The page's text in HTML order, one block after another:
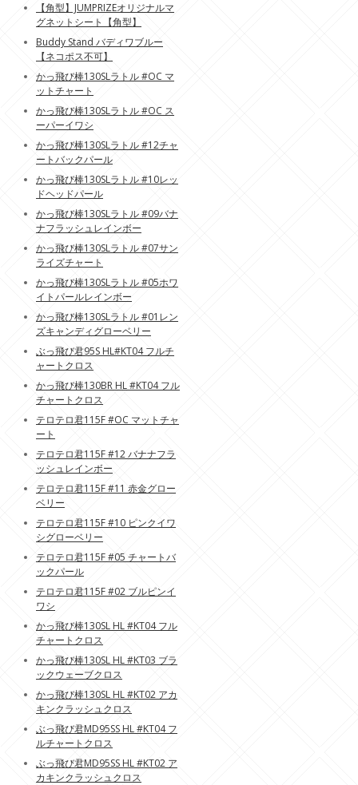
【角型】JUMPRIZEオリジナルマ
グネットシート【角型】
Buddy Stand バディワブルー
【ネコポス不可】
かっ飛び棒130SLラトル #OC マ
ットチャート
かっ飛び棒130SLラトル #OC ス
ーパーイワシ
かっ飛び棒130SLラトル #12チャ
ートバックパール
かっ飛び棒130SLラトル #10レッ
ドヘッドパール
かっ飛び棒130SLラトル #09バナ
ナフラッシュレインボー
かっ飛び棒130SLラトル #07サン
ライズチャート
かっ飛び棒130SLラトル #05ホワ
イトパールレインボー
かっ飛び棒130SLラトル #01レン
ズキャンディグローベリー
ぶっ飛び君95S HL#KT04 フルチ
ャートクロス
かっ飛び棒130BR HL #KT04 フル
チャートクロス
テロテロ君115F #OC マットチャ
ート
テロテロ君115F #12 バナナフラ
ッシュレインボー
テロテロ君115F #11 赤金グロー
ベリー
テロテロ君115F #10 ピンクイワ
シグローベリー
テロテロ君115F #05 チャートバ
ックパール
テロテロ君115F #02 ブルピンイ
ワシ
かっ飛び棒130SL HL #KT04 フル
チャートクロス
かっ飛び棒130SL HL #KT03 ブラ
ックウェーブクロス
かっ飛び棒130SL HL #KT02 アカ
キンクラッシュクロス
ぶっ飛び君MD95SS HL #KT04 フ
ルチャートクロス
ぶっ飛び君MD95SS HL #KT02 ア
カキンクラッシュクロス